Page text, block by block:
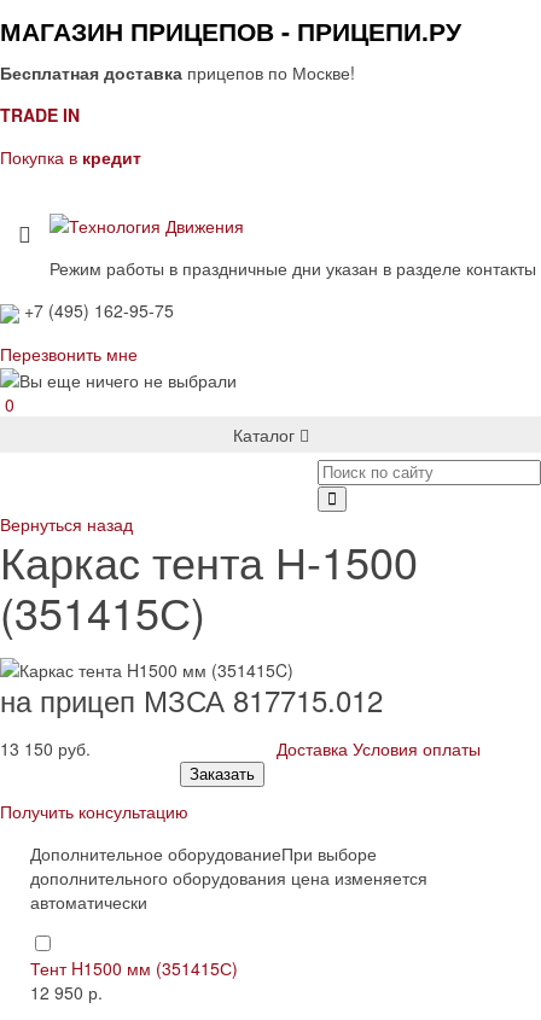
МАГАЗИН ПРИЦЕПОВ - ПРИЦЕПИ.РУ
Бесплатная доставка прицепов по Москве!
TRADE IN
Покупка в кредит
Режим работы в праздничные дни указан в разделе контакты
+7 (495) 162-95-75
Перезвонить мне
0
Каталог
Вернуться назад
Каркас тента Н-1500
(351415С)
на прицеп МЗСА 817715.012
13 150 руб. Доставка Условия оплаты
Заказать
Получить консультацию
Дополнительное оборудованиеПри выборе
дополнительного оборудования цена изменяется
автоматически
Тент H1500 мм (351415С)
12 950 р.